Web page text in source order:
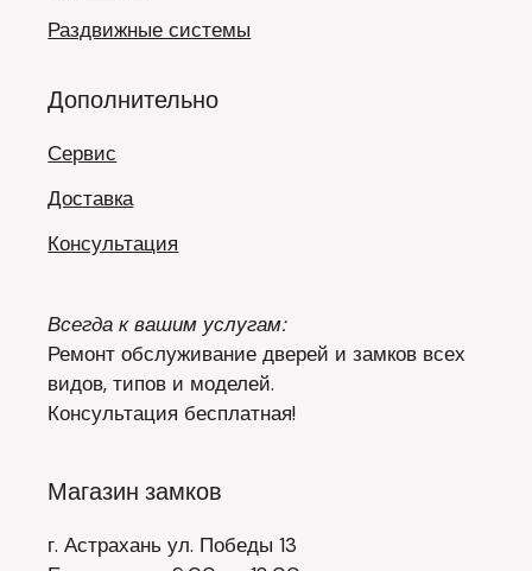
Раздвижные системы
Дополнительно
Сервис
Доставка
Консультация
Всегда к вашим услугам:
Ремонт обслуживание дверей и замков всех
видов, типов и моделей.
Консультация бесплатная!
Магазин замков
г. Астрахань ул. Победы 13